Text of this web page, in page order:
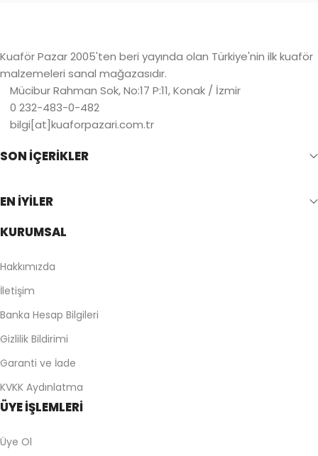
Kuaför Pazar 2005'ten beri yayında olan Türkiye'nin ilk kuaför
malzemeleri sanal mağazasıdır.
Mücibur Rahman Sok, No:17 P:11, Konak / İzmir
0 232-483-0-482
bilgi[at]kuaforpazari.com.tr
SON İÇERİKLER
EN İYİLER
KURUMSAL
Hakkımızda
İletişim
Banka Hesap Bilgileri
Gizlilik Bildirimi
Garanti ve İade
KVKK Aydınlatma
ÜYE İŞLEMLERİ
Üye Ol